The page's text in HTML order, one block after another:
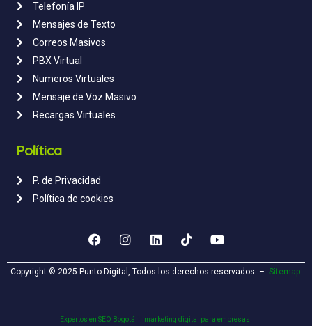
Telefonía IP
Mensajes de Texto
Correos Masivos
PBX Virtual
Numeros Virtuales
Mensaje de Voz Masivo
Recargas Virtuales
Política
P. de Privacidad
Política de cookies
Copyright © 2025 Punto Digital, Todos los derechos reservados. – Sitemap
Expertos en SEO Bogotá marketing digital para empresas